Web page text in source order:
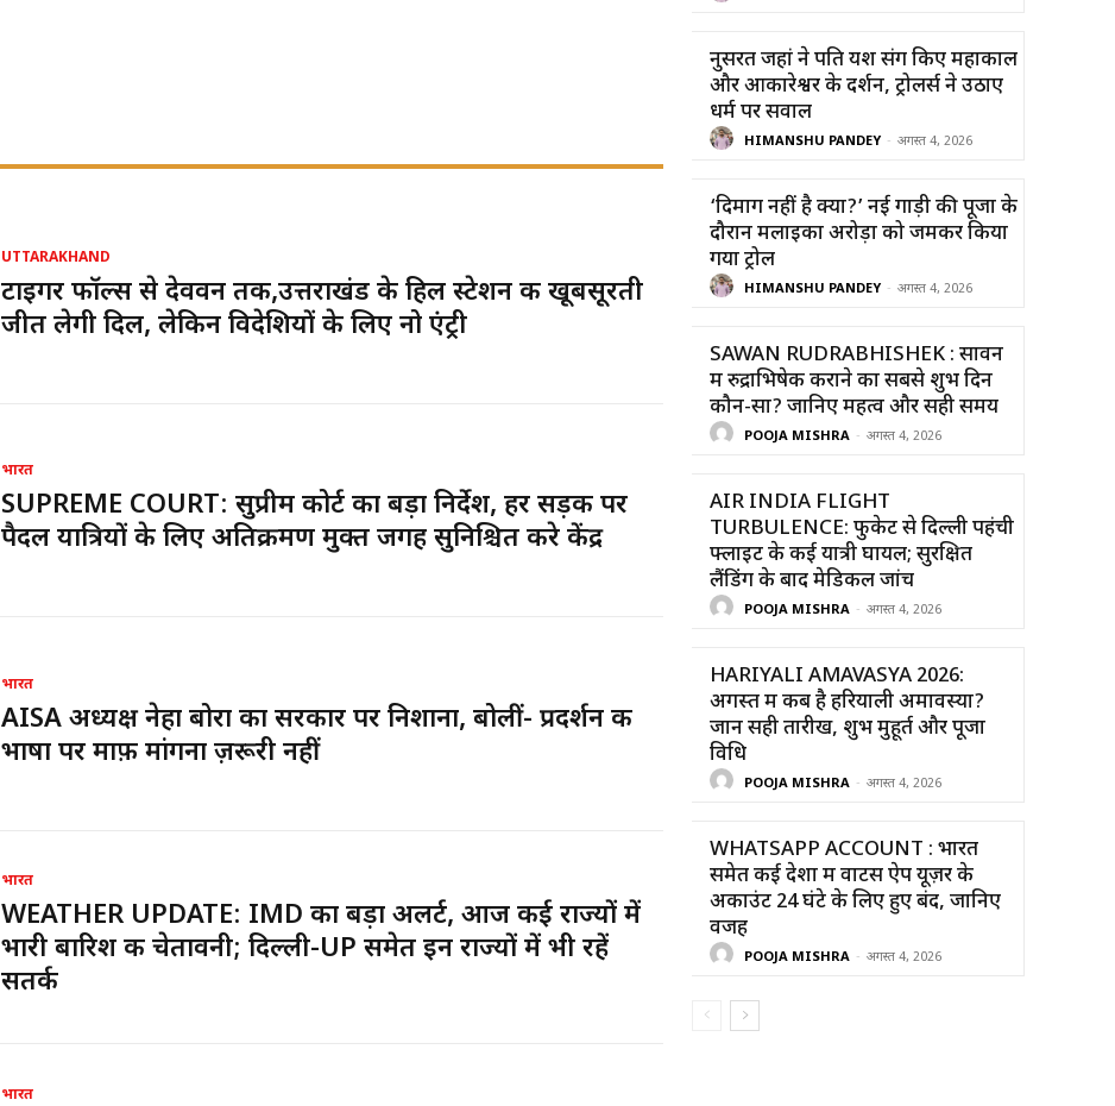
UTTARAKHAND
टाइगर फॉल्स से देववन तक,उत्तराखंड के हिल स्टेशन की खूबसूरती
जीत लेगी दिल, लेकिन विदेशियों के लिए नो एंट्री
भारत
SUPREME COURT: सुप्रीम कोर्ट का बड़ा निर्देश, हर सड़क पर
पैदल यात्रियों के लिए अतिक्रमण मुक्त जगह सुनिश्चित करे केंद्र
भारत
AISA अध्यक्ष नेहा बोरा का सरकार पर निशाना, बोलीं- प्रदर्शन की
भाषा पर माफ़ी मांगना ज़रूरी नहीं
भारत
WEATHER UPDATE: IMD का बड़ा अलर्ट, आज कई राज्यों में
भारी बारिश की चेतावनी; दिल्ली-UP समेत इन राज्यों में भी रहें
सतर्क
भारत
नुसरत जहां ने पति यश संग किए महाकाल
और ओंकारेश्वर के दर्शन, ट्रोलर्स ने उठाए
धर्म पर सवाल
HIMANSHU PANDEY - अगस्त 4, 2026
‘दिमाग नहीं है क्या?’ नई गाड़ी की पूजा के
दौरान मलाइका अरोड़ा को जमकर किया
गया ट्रोल
HIMANSHU PANDEY - अगस्त 4, 2026
SAWAN RUDRABHISHEK : सावन
में रुद्राभिषेक कराने का सबसे शुभ दिन
कौन-सा? जानिए महत्व और सही समय
POOJA MISHRA - अगस्त 4, 2026
AIR INDIA FLIGHT
TURBULENCE: फुकेट से दिल्ली पहंची
फ्लाइट के कई यात्री घायल; सुरक्षित
लैंडिंग के बाद मेडिकल जांच
POOJA MISHRA - अगस्त 4, 2026
HARIYALI AMAVASYA 2026:
अगस्त में कब है हरियाली अमावस्या?
जानें सही तारीख, शुभ मुहूर्त और पूजा
विधि
POOJA MISHRA - अगस्त 4, 2026
WHATSAPP ACCOUNT : भारत
समेत कई देशों में वाटस ऐप यूज़र के
अकाउंट 24 घंटे के लिए हुए बंद, जानिए
वजह
POOJA MISHRA - अगस्त 4, 2026